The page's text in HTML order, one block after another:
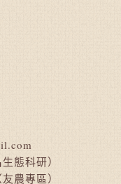
態科研）
農專區）